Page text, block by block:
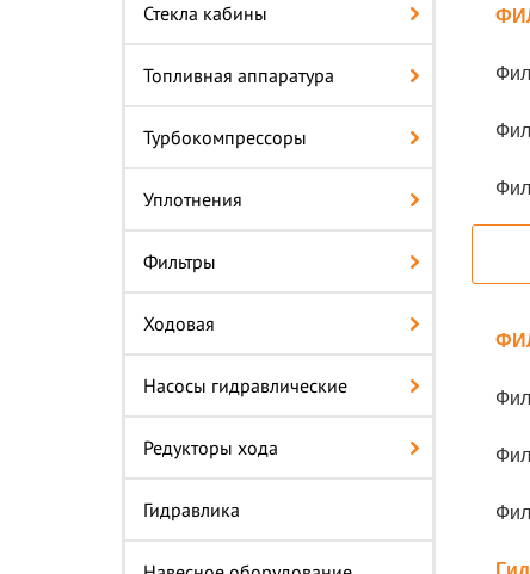
Стекла кабины
Топливная аппаратура
Турбокомпрессоры
Уплотнения
Фильтры
Ходовая
Насосы гидравлические
Редукторы хода
Гидравлика